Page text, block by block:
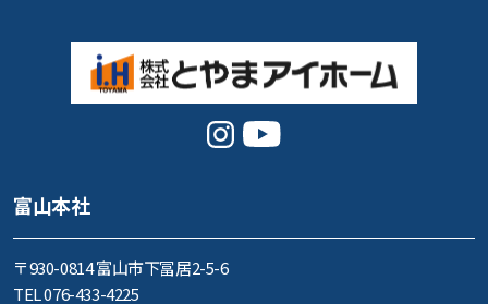
富山本社
〒930-0814 富山市下冨居2-5-6
TEL 076-433-4225